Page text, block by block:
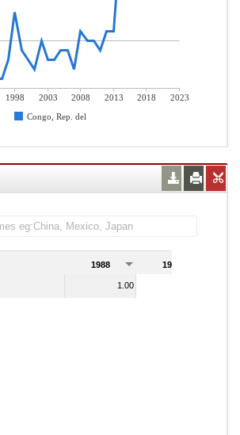
1998 2003 2008 2013 2018
2023
Congo, Rep. del
1988 1989
1.00